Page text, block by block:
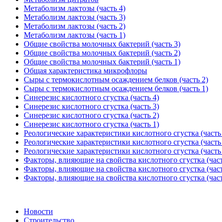
Метаболизм лактозы (часть 4)
Метаболизм лактозы (часть 3)
Метаболизм лактозы (часть 2)
Метаболизм лактозы (часть 1)
Общие свойства молочных бактерий (часть 3)
Общие свойства молочных бактерий (часть 2)
Общие свойства молочных бактерий (часть 1)
Общая характеристика микрофлоры
Сыры с термокислотным осаждением белков (часть 2)
Сыры с термокислотным осаждением белков (часть 1)
Синерезис кислотного сгустка (часть 4)
Синерезис кислотного сгустка (часть 3)
Синерезис кислотного сгустка (часть 2)
Синерезис кислотного сгустка (часть 1)
Реологические характеристики кислотного сгустка
Реологические характеристики кислотного сгустка
Реологические характеристики кислотного сгустка
Факторы, влияющие на свойства кислотного сгустка
Факторы, влияющие на свойства кислотного сгустка
Факторы, влияющие на свойства кислотного сгустка
Новости
Строительство